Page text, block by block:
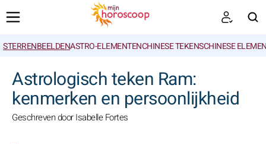
STERRENBEELDENASTRO-ELEMENTENCHINESE TEKENSCHINESE
Astrologisch teken Ram:
kenmerken en persoonlijkheid
Geschreven door Isabelle Fortes